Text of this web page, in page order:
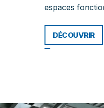
espaces
DÉCOUVRIR